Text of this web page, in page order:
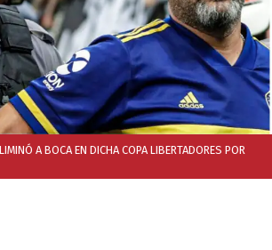
A BOCA EN DICHA COPA LIBERTADORES POR